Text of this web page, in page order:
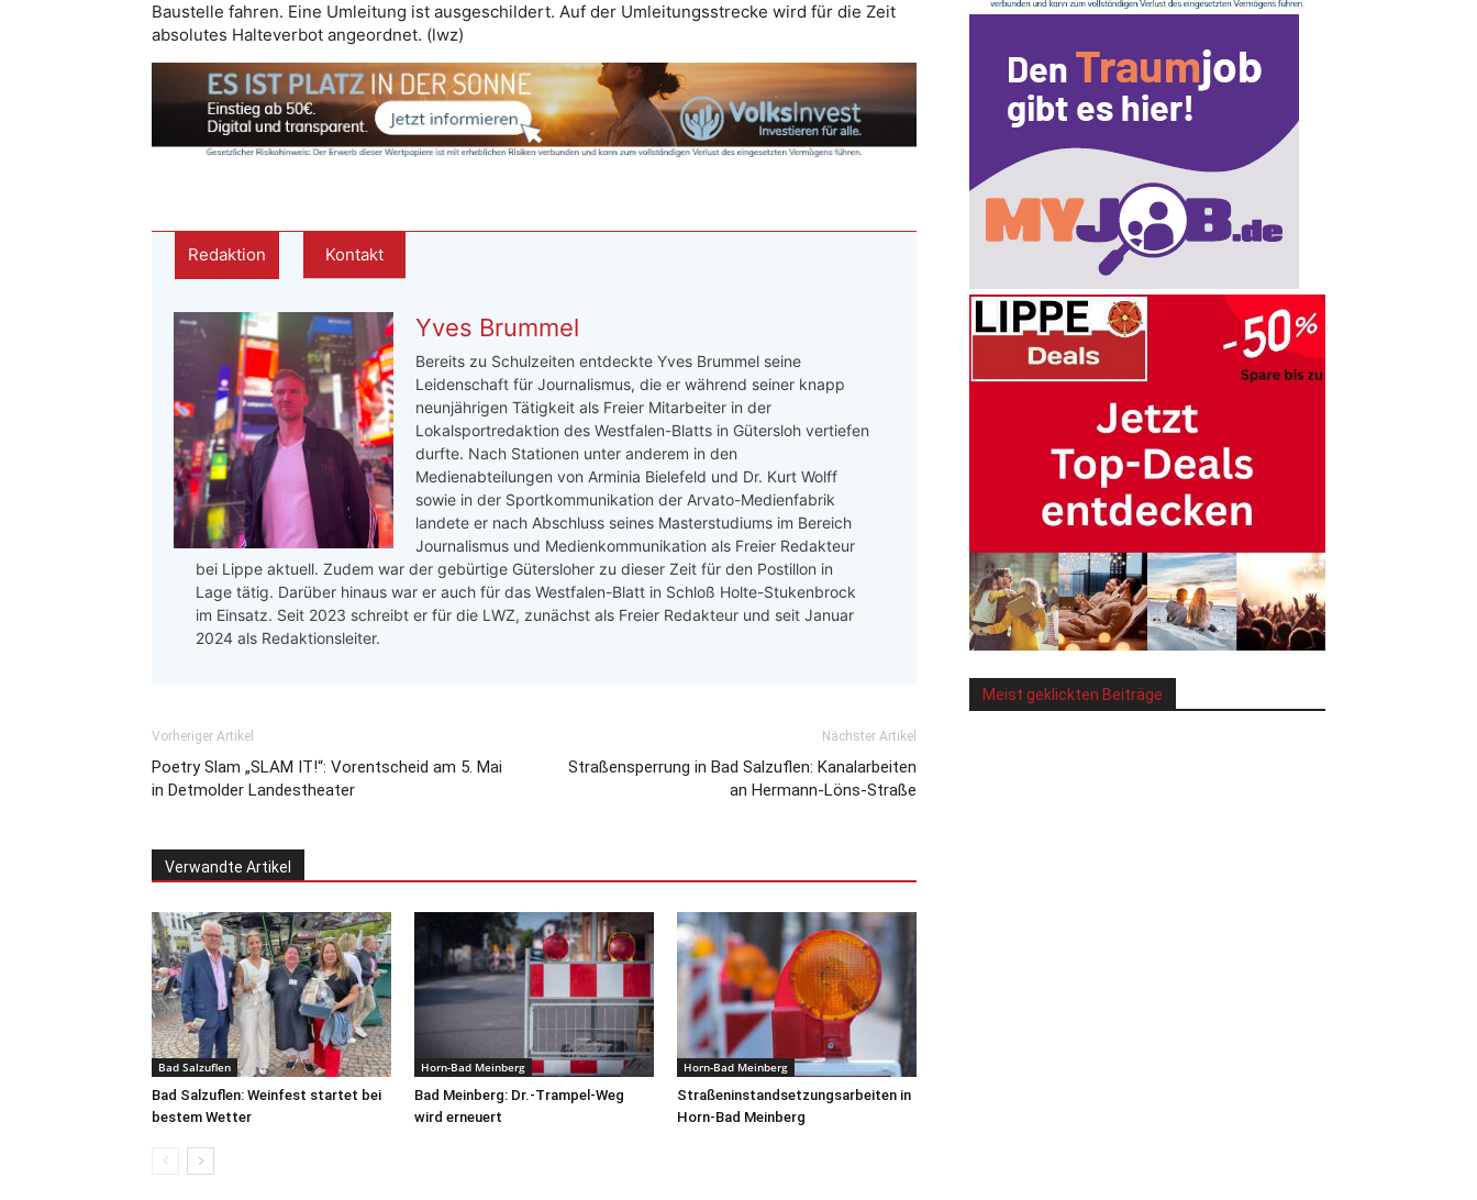
Baustelle fahren. Eine Umleitung ist ausgeschildert. Auf der Umleitungsstrecke wird für die Zeit
absolutes Halteverbot angeordnet. (lwz)
Redaktion Kontakt
Yves Brummel
Bereits zu Schulzeiten entdeckte Yves Brummel seine
Leidenschaft für Journalismus, die er während seiner knapp
neunjährigen Tätigkeit als Freier Mitarbeiter in der
Lokalsportredaktion des Westfalen-Blatts in Gütersloh vertiefen
durfte. Nach Stationen unter anderem in den
Medienabteilungen von Arminia Bielefeld und Dr. Kurt Wolff
sowie in der Sportkommunikation der Arvato-Medienfabrik
landete er nach Abschluss seines Masterstudiums im Bereich
Journalismus und Medienkommunikation als Freier Redakteur
bei Lippe aktuell. Zudem war der gebürtige Gütersloher zu dieser Zeit für den Postillon in
Lage tätig. Darüber hinaus war er auch für das Westfalen-Blatt in Schloß Holte-Stukenbrock
im Einsatz. Seit 2023 schreibt er für die LWZ, zunächst als Freier Redakteur und seit Januar
2024 als Redaktionsleiter.
Vorheriger Artikel
Poetry Slam „SLAM IT!“: Vorentscheid am 5. Mai
in Detmolder Landestheater
Nächster Artikel
Straßensperrung in Bad Salzuflen: Kanalarbeiten
an Hermann-Löns-Straße
Verwandte Artikel
Bad Salzuflen
Bad Salzuflen: Weinfest startet bei
bestem Wetter
Horn-Bad Meinberg
Bad Meinberg: Dr.-Trampel-Weg
wird erneuert
Horn-Bad Meinberg
Straßeninstandsetzungsarbeiten in
Horn-Bad Meinberg
Meist geklickten Beiträge